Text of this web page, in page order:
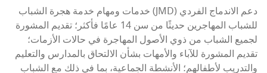
خدمات ومهام خدمة هجرة الشباب (JMD) دعم الاندماج الفردي
للشباب المهاجرين حديثًا من سن 14 عامًا فأكثر؛ تقديم المشورة
لجميع الشباب من ذوي الأصول المهاجرة في حالات الأزمات؛
تقديم المشورة للآباء والأمهات بشأن الالتحاق بالمدارس والتعليم
والتدريب لأطفالهم؛ الأنشطة الجماعية، بما في ذلك مع الشباب